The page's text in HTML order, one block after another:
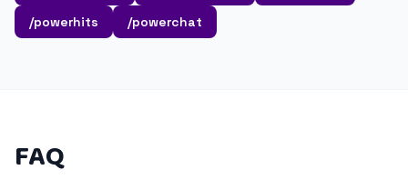
/powerhits /powerchat
FAQ